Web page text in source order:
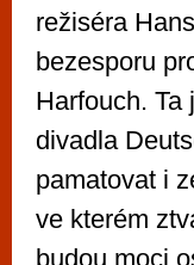
režiséra
bezesporu
Harfouch.
divadla
pamatovat i
ve kterém
budou moci